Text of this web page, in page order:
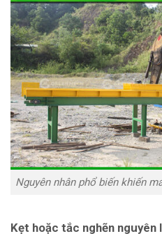
Nguyên nhân phổ biến khiến
Kẹt hoặc tắc nghẽn nguyên